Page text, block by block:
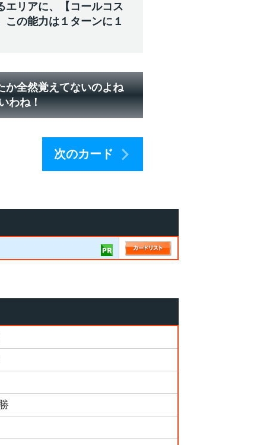
エリアに、【コールコス
この能力は１ターンに１
か全然覚えてないのよね
わね！
次のカード